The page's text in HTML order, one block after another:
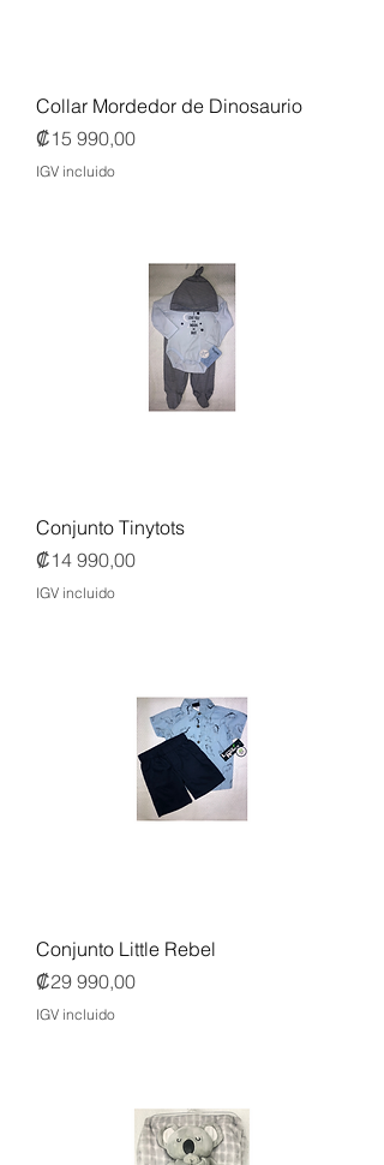
Collar Mordedor de Dinosaurio
Precio
₡15 990,00
IGV incluido
Conjunto Tinytots
Precio
₡14 990,00
IGV incluido
Conjunto Little Rebel
Precio
₡29 990,00
IGV incluido